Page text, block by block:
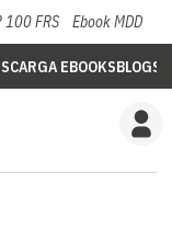
100 FRS Ebook MDD
EBOOKSBLOGS